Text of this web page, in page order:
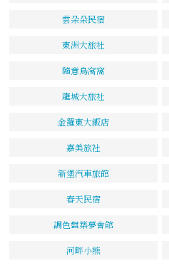
雲朵朵民宿
東洲大旅社
隨意鳥窩窩
龍城大旅社
金羅東大飯店
嘉美旅社
新堡汽車旅館
春天民宿
調色盤築夢會館
河畔小熊